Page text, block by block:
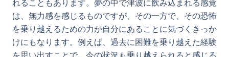
れることもあります。夢の中で津波に飲み込まれる感覚
は、無力感を感じるものですが、その一方で、その恐怖
を乗り越えるための力が自分にあることに気づくきっか
けにもなります。例えば、過去に困難を乗り越えた経験